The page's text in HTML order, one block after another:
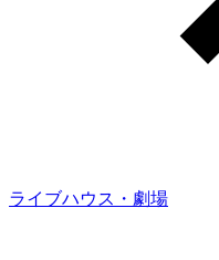
ライブハウス・劇場